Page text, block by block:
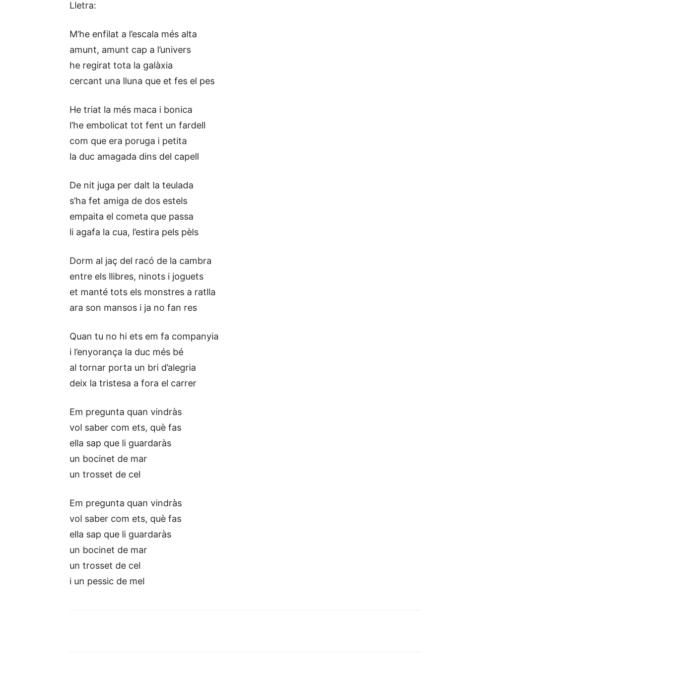
Lletra:
M’he enfilat a l’escala més alta
amunt, amunt cap a l’univers
he regirat tota la galàxia
cercant una lluna que et fes el pes
He triat la més maca i bonica
l’he embolicat tot fent un fardell
com que era poruga i petita
la duc amagada dins del capell
De nit juga per dalt la teulada
s’ha fet amiga de dos estels
empaita el cometa que passa
li agafa la cua, l’estira pels pèls
Dorm al jaç del racó de la cambra
entre els llibres, ninots i joguets
et manté tots els monstres a ratlla
ara son mansos i ja no fan res
Quan tu no hi ets em fa companyia
i l’enyorança la duc més bé
al tornar porta un bri d’alegria
deix la tristesa a fora el carrer
Em pregunta quan vindràs
vol saber com ets, què fas
ella sap que li guardaràs
un bocinet de mar
un trosset de cel
Em pregunta quan vindràs
vol saber com ets, què fas
ella sap que li guardaràs
un bocinet de mar
un trosset de cel
i un pessic de mel